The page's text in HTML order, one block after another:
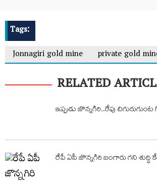
Tags:
Jonnagiri gold mine
private gold
RELATED
ఇప్పుడు జొన్నగిరి..రేపు చిగురుగుంట
రేపే ఏపీ జొన్నగిరి బంగారు గని శుద్ధి